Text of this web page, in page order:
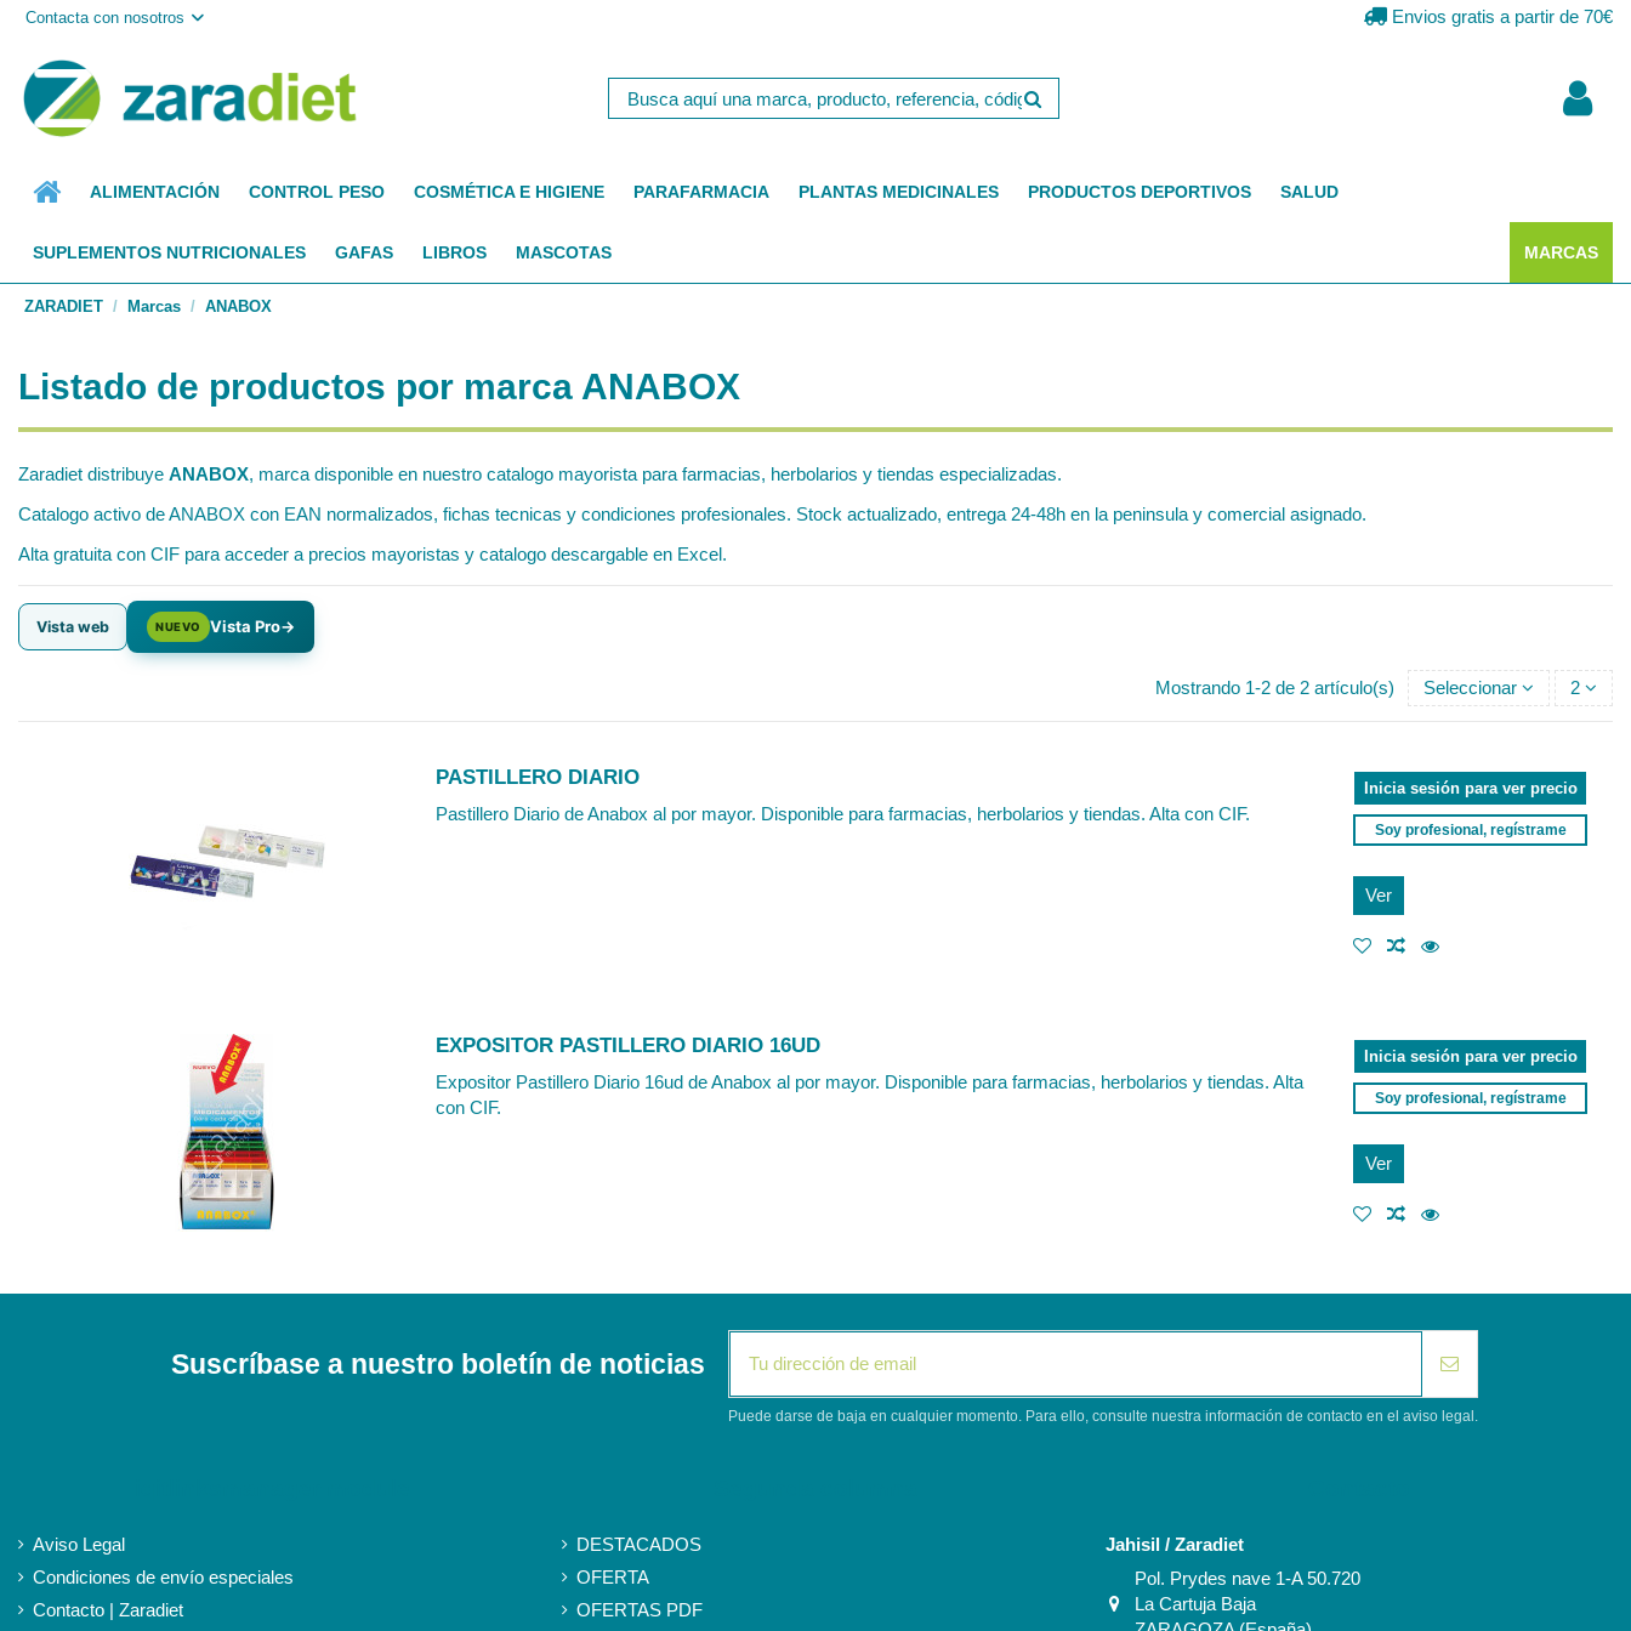
Contacta con nosotros Envios gratis a partir de 70€
ALIMENTACIÓN CONTROL PESO COSMÉTICA E HIGIENE PARAFARMACIA PLANTAS MEDICINALES PRODUCTOS DEPORTIVOS SALUD
SUPLEMENTOS NUTRICIONALES GAFAS LIBROS MASCOTAS MARCAS
ZARADIET Marcas ANABOX
Listado de productos por marca ANABOX
Zaradiet distribuye ANABOX, marca disponible en nuestro catalogo mayorista para farmacias, herbolarios y tiendas especializadas.
Catalogo activo de ANABOX con EAN normalizados, fichas tecnicas y condiciones profesionales. Stock actualizado, entrega 24-48h en la peninsula y comercial asignado.
Alta gratuita con CIF para acceder a precios mayoristas y catalogo descargable en Excel.
Vista web NUEVO Vista Pro→
Mostrando 1-2 de 2 artículo(s) Seleccionar 2
PASTILLERO DIARIO
Pastillero Diario de Anabox al por mayor. Disponible para farmacias, herbolarios y tiendas. Alta con CIF.
Inicia sesión para ver precio
Soy profesional, regístrame
Ver
EXPOSITOR PASTILLERO DIARIO 16UD
Expositor Pastillero Diario 16ud de Anabox al por mayor. Disponible para farmacias, herbolarios y tiendas. Alta
con CIF.
Inicia sesión para ver precio
Soy profesional, regístrame
Ver
Suscríbase a nuestro boletín de noticias
Puede darse de baja en cualquier momento. Para ello, consulte nuestra información de contacto en el aviso legal.
Aviso Legal
Condiciones de envío especiales
Contacto | Zaradiet
DESTACADOS
OFERTA
OFERTAS PDF
Jahisil / Zaradiet
Pol. Prydes nave 1-A 50.720
La Cartuja Baja